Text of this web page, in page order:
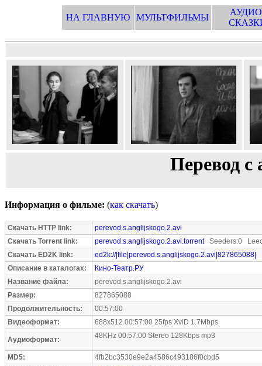
НА ГЛАВНУЮ МУЛЬТФИЛЬМЫ
Перевод с
Информация о фильме: (как скачать)
Скачать HTTP link:
perevod.s.anglijskogo.2.avi
Скачать Torrent link:
perevod.s.anglijskogo.2.avi.torrentSeeders:0
Скачать ED2K link:
ed2k://|file|perevod.s.anglijskogo.2.avi|827865088|
Описание в каталогах:
Кино-Театр.РУ
Название файла:
perevod.s.anglijskogo.2.avi
Размер:
827865088
Продолжительность:
00:57:00
Видеоформат:
688x512 00:57:00 25fps XviD 1.7Mbps
Аудиоформат: 48KHz 00:57:00 Stereo 128Kbps mp3
MD5:
4fb2bc3530e9e2a4586c493186f0cbd5